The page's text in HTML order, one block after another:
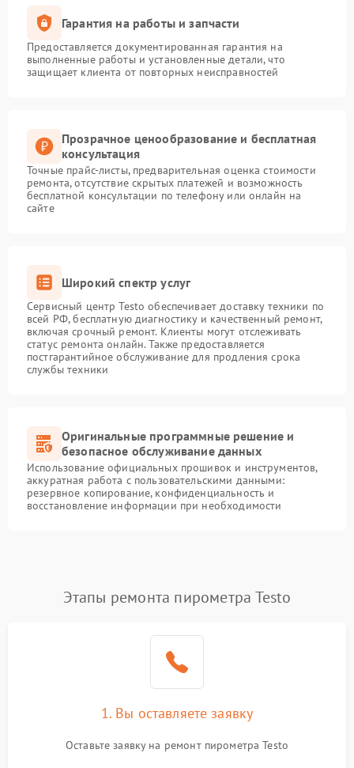
Гарантия на работы и запчасти
Предоставляется документированная гарантия на
выполненные работы и установленные детали, что
защищает клиента от повторных неисправностей
Прозрачное ценообразование и бесплатная
консультация
Точные прайс-листы, предварительная оценка стоимости
ремонта, отсутствие скрытых платежей и возможность
бесплатной консультации по телефону или онлайн на
сайте
Широкий спектр услуг
Сервисный центр Testo обеспечивает доставку техники по
всей РФ, бесплатную диагностику и качественный ремонт,
включая срочный ремонт. Клиенты могут отслеживать
статус ремонта онлайн. Также предоставляется
постгарантийное обслуживание для продления срока
службы техники
Оригинальные программные решение и
безопасное обслуживание данных
Использование официальных прошивок и инструментов,
аккуратная работа с пользовательскими данными:
резервное копирование, конфиденциальность и
восстановление информации при необходимости
Этапы ремонта пирометра Testo
1. Вы оставляете заявку
Оставьте заявку на ремонт пирометра Testo